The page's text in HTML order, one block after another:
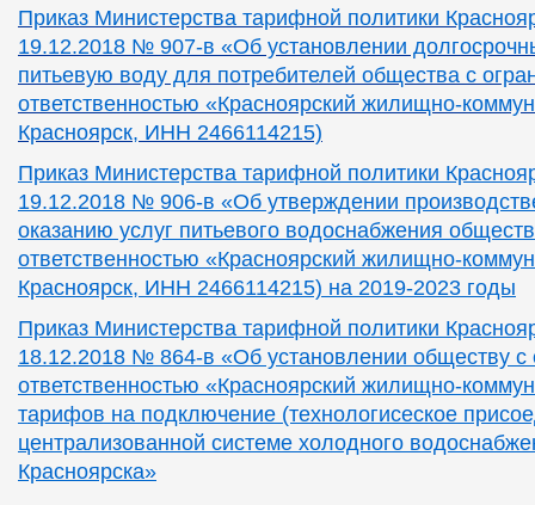
Приказ Министерства тарифной политики
19.12.2018 № 907-в «Об установлении
питьевую воду для потребителей общества с
ответственностью «Красноярский жилищно-
Красноярск, ИНН 2466114215)
Приказ Министерства тарифной политики
19.12.2018 № 906-в «Об утверждении
оказанию услуг питьевого водоснабжения
ответственностью «Красноярский жилищно-
Красноярск, ИНН 2466114215) на 2019-2023 годы
Приказ Министерства тарифной политики
18.12.2018 № 864-в «Об установлении обществу с
ответственностью «Красноярский жилищно-
тарифов на подключение (технологисеское
централизованной системе холодного
Красноярска»